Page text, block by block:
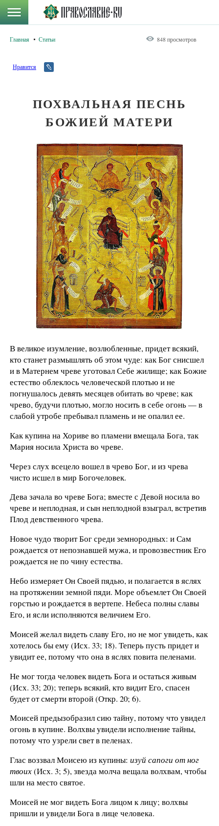
Главная Статьи 848 просмотров
Нравится
ПОХВАЛЬНАЯ ПЕСНЬ
БОЖИЕЙ МАТЕРИ
​В великое изумление, возлюбленные, придет всякий,
кто станет размышлять об этом чуде: как Бог снисшел
и в Матернем чреве уготовал Себе жилище; как Божие
естество облеклось человеческой плотью и не
погнушалось девять месяцев обитать во чреве; как
чрево, будучи плотью, могло носить в себе огонь — в
слабой утробе пребывал пламень и не опалил ее.
Как купина на Хориве во пламени вмещала Бога, так
Мария носила Христа во чреве.
Через слух всецело вошел в чрево Бог, и из чрева
чисто исшел в мир Богочеловек.
Дева зачала во чреве Бога; вместе с Девой носила во
чреве и неплодная, и сын неплодной взыграл, встретив
Плод девственного чрева.
Новое чудо творит Бог среди земнородных: и Сам
рождается от непознавшей мужа, и провозвестник Его
рождается не по чину естества.
Небо измеряет Он Своей пядью, и полагается в яслях
на протяжении земной пяди. Море объемлет Он Своей
горстью и рождается в вертепе. Небеса полны славы
Его, и ясли исполняются величием Его.
Моисей желал видеть славу Его, но не мог увидеть, как
хотелось бы ему (Исх. 33; 18). Теперь пусть придет и
увидит ее, потому что она в яслях повита пеленами.
Не мог тогда человек видеть Бога и остаться живым
(Исх. 33; 20); теперь всякий, кто видит Его, спасен
будет от смерти второй (Откр. 20; 6).
Моисей предызобразил сию тайну, потому что увидел
огонь в купине. Волхвы увидели исполнение тайны,
потому что узрели свет в пеленах.
Глас воззвал Моисею из купины: изуй сапоги от ног
твоих(Исх. 3; 5), звезда молча вещала волхвам, чтобы
шли на место святое.
Моисей не мог видеть Бога лицом к лицу; волхвы
пришли и увидели Бога в лице человека.